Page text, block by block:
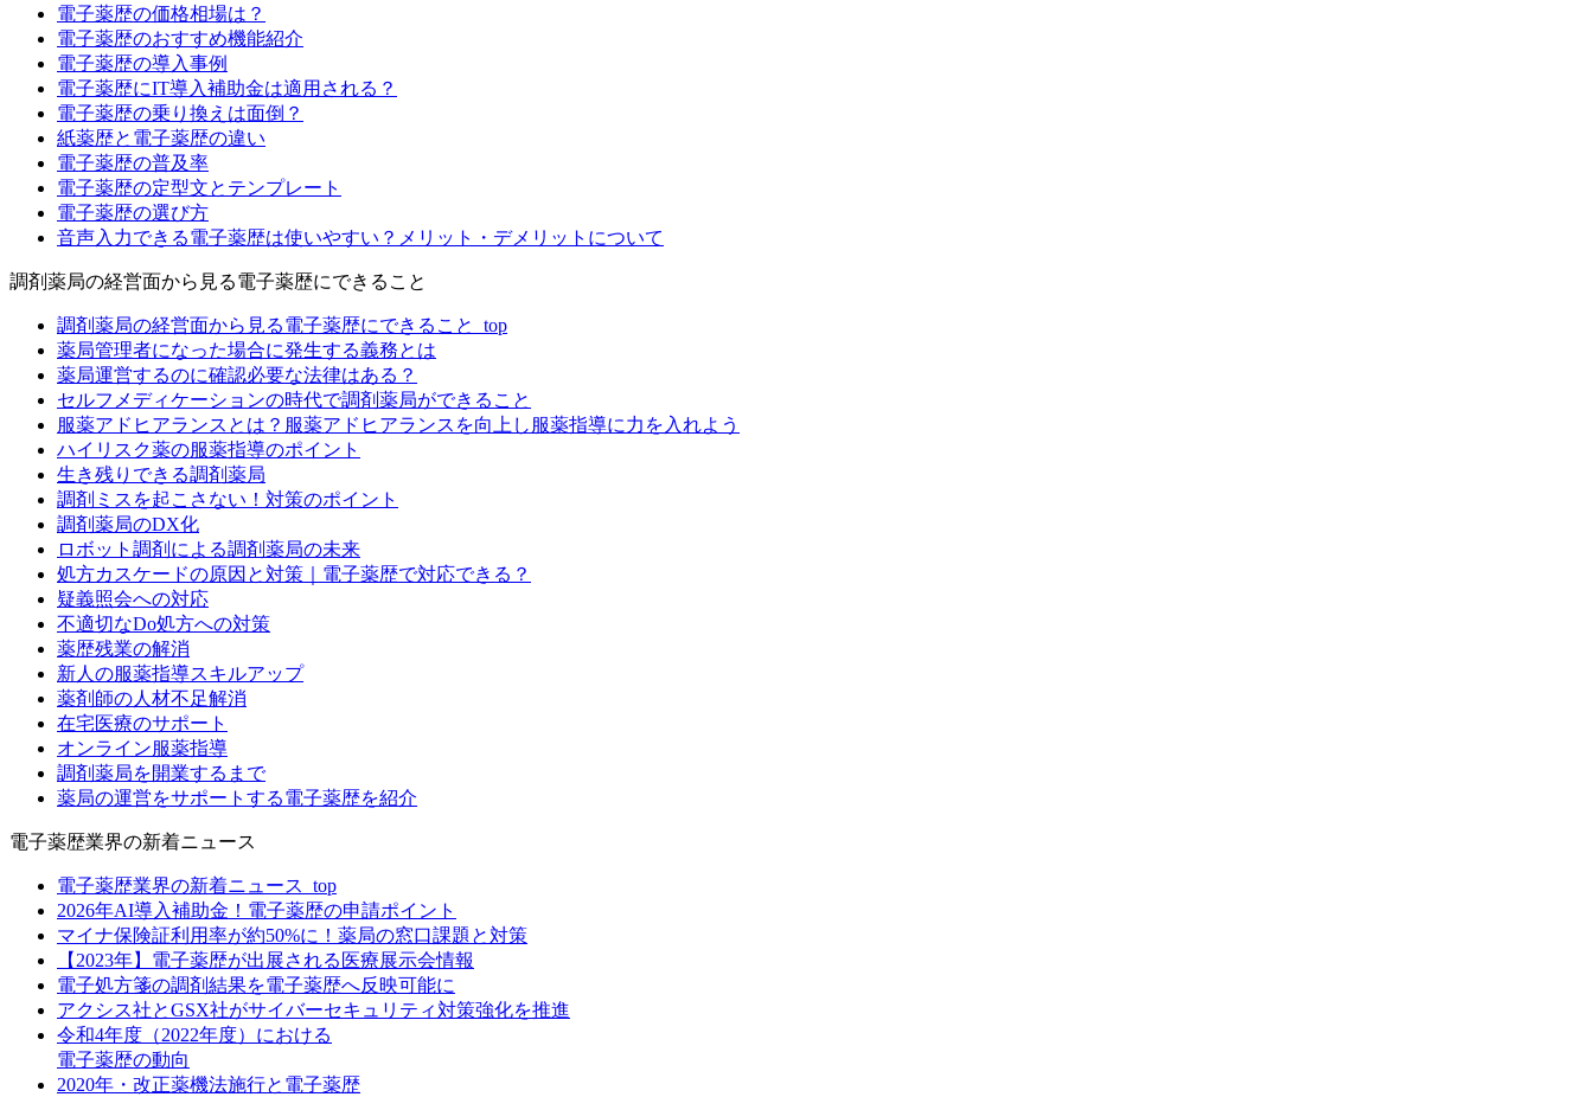
電子薬歴の価格相場は？
電子薬歴のおすすめ機能紹介
電子薬歴の導入事例
電子薬歴にIT導入補助金は適用される？
電子薬歴の乗り換えは面倒？
紙薬歴と電子薬歴の違い
電子薬歴の普及率
電子薬歴の定型文とテンプレート
電子薬歴の選び方
音声入力できる電子薬歴は使いやすい？メリット・デメリットについて
調剤薬局の経営面から見る電子薬歴にできること
調剤薬局の経営面から見る電子薬歴にできること_top
薬局管理者になった場合に発生する義務とは
薬局運営するのに確認必要な法律はある？
セルフメディケーションの時代で調剤薬局ができること
服薬アドヒアランスとは？服薬アドヒアランスを向上し服薬指導に力を入れよう
ハイリスク薬の服薬指導のポイント
生き残りできる調剤薬局
調剤ミスを起こさない！対策のポイント
調剤薬局のDX化
ロボット調剤による調剤薬局の未来
処方カスケードの原因と対策｜電子薬歴で対応できる？
疑義照会への対応
不適切なDo処方への対策
薬歴残業の解消
新人の服薬指導スキルアップ
薬剤師の人材不足解消
在宅医療のサポート
オンライン服薬指導
調剤薬局を開業するまで
薬局の運営をサポートする電子薬歴を紹介
電子薬歴業界の新着ニュース
電子薬歴業界の新着ニュース_top
2026年AI導入補助金！電子薬歴の申請ポイント
マイナ保険証利用率が約50%に！薬局の窓口課題と対策
【2023年】電子薬歴が出展される医療展示会情報
電子処方箋の調剤結果を電子薬歴へ反映可能に
アクシス社とGSX社がサイバーセキュリティ対策強化を推進
令和4年度（2022年度）における
電子薬歴の動向
2020年・改正薬機法施行と電子薬歴